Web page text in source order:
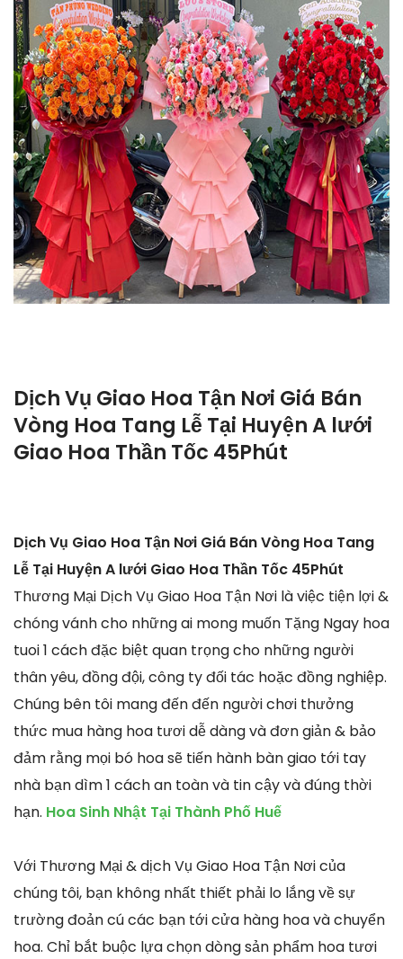
Dịch Vụ Giao Hoa Tận Nơi Giá Bán
Vòng Hoa Tang Lễ Tại Huyện A lưới
Giao Hoa Thần Tốc 45Phút
Dịch Vụ Giao Hoa Tận Nơi Giá Bán Vòng Hoa Tang
Lễ Tại Huyện A lưới Giao Hoa Thần Tốc 45Phút
Thương Mại Dịch Vụ Giao Hoa Tận Nơi là việc tiện lợi &
chóng vánh cho những ai mong muốn Tặng Ngay hoa
tuoi 1 cách đặc biệt quan trọng cho những người
thân yêu, đồng đội, công ty đối tác hoặc đồng nghiệp.
Chúng bên tôi mang đến đến người chơi thưởng
thức mua hàng hoa tươi dễ dàng và đơn giản & bảo
đảm rằng mọi bó hoa sẽ tiến hành bàn giao tới tay
nhà bạn dìm 1 cách an toàn và tin cậy và đúng thời
hạn. Hoa Sinh Nhật Tại Thành Phố Huế
Với Thương Mại & dịch Vụ Giao Hoa Tận Nơi của
chúng tôi, bạn không nhất thiết phải lo lắng về sự
trường đoản cú các bạn tới cửa hàng hoa và chuyển
hoa. Chỉ bắt buộc lựa chọn dòng sản phẩm hoa tươi